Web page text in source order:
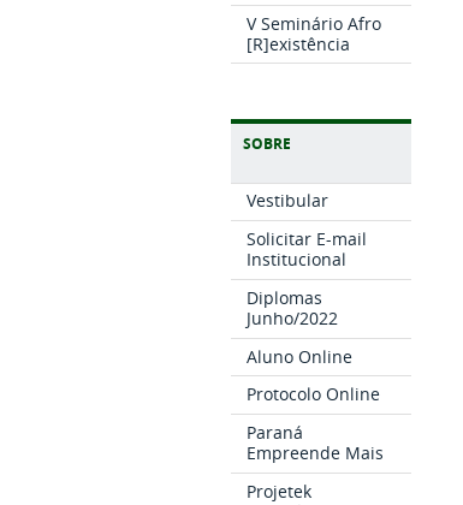
V Seminário Afro
[R]existência
SOBRE
Vestibular
Solicitar E-mail
Institucional
Diplomas
Junho/2022
Aluno Online
Protocolo Online
Paraná
Empreende Mais
Projetek